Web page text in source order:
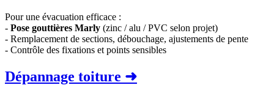
Pour une évacuation efficace :
- Pose gouttières Marly (zinc / alu / PVC selon projet)
- Remplacement de sections, débouchage, ajustements de pente
- Contrôle des fixations et points sensibles
Dépannage toiture ➜